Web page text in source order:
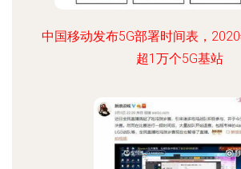
中国移动发布5G部署时间表，
超1万个5G基站